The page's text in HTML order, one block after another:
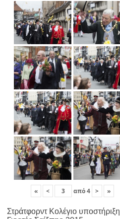
« < από4 > »
Στράτφορντ Κολέγιο υποστήριξη